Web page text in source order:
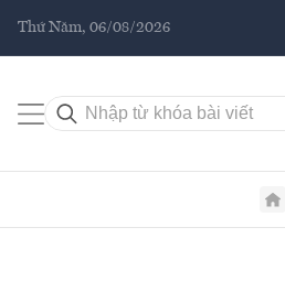
Thứ Năm, 06/08/2026